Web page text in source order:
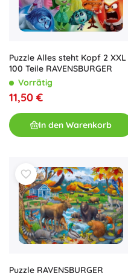
Puzzle Alles steht Kopf 2 XXL
100 Teile RAVENSBURGER
Vorrätig
11,50 €
In den Warenkorb
Puzzle RAVENSBURGER